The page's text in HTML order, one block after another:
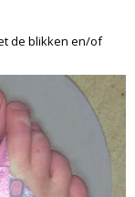
de blikken en/of